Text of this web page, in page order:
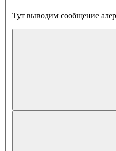
Тут выводим сообщение